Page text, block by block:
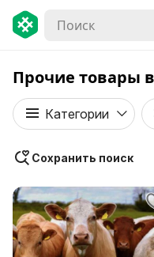
Прочие товары
Категории
Сохранить поиск